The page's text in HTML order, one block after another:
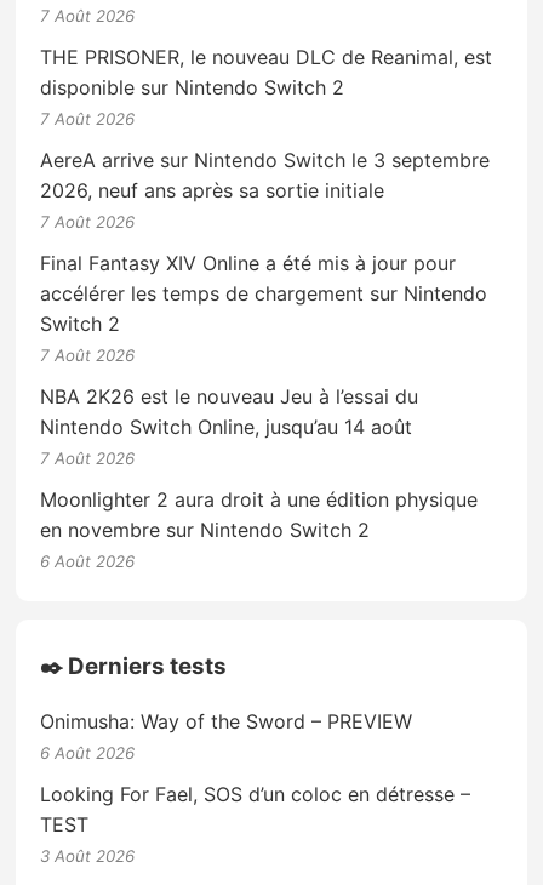
7 Août 2026
THE PRISONER, le nouveau DLC de Reanimal, est
disponible sur Nintendo Switch 2
7 Août 2026
AereA arrive sur Nintendo Switch le 3 septembre
2026, neuf ans après sa sortie initiale
7 Août 2026
Final Fantasy XIV Online a été mis à jour pour
accélérer les temps de chargement sur Nintendo
Switch 2
7 Août 2026
NBA 2K26 est le nouveau Jeu à l’essai du
Nintendo Switch Online, jusqu’au 14 août
7 Août 2026
Moonlighter 2 aura droit à une édition physique
en novembre sur Nintendo Switch 2
6 Août 2026
✒️ Derniers tests
Onimusha: Way of the Sword – PREVIEW
6 Août 2026
Looking For Fael, SOS d’un coloc en détresse –
TEST
3 Août 2026